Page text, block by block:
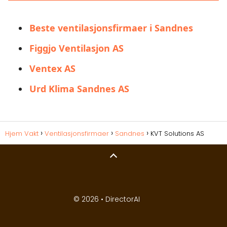
Beste ventilasjonsfirmaer i Sandnes
Figgjo Ventilasjon AS
Ventex AS
Urd Klima Sandnes AS
Hjem Vakt Ventilasjonsfirmaer Sandnes KVT Solutions AS
© 2026 • DirectorAI